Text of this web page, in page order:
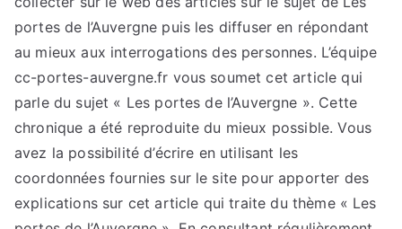
portes de l’Auvergne puis les diffuser en répondant
au mieux aux interrogations des personnes. L’équipe
cc-portes-auvergne.fr vous soumet cet article qui
parle du sujet « Les portes de l’Auvergne ». Cette
chronique a été reproduite du mieux possible. Vous
avez la possibilité d’écrire en utilisant les
coordonnées fournies sur le site pour apporter des
explications sur cet article qui traite du thème « Les